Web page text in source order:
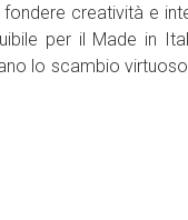
fondere creatività e
per il Made in
lo scambio